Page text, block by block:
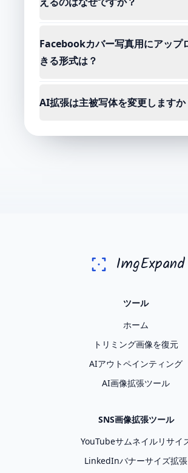
Facebookカバー写真用にアップ
きる形式は？
AI拡張は主被写体を変更しますか
ImgExpand
ツール
ホーム
トリミング画像を復元
AIアウトペインティング
AI画像拡張ツール
SNS画像拡張ツール
YouTubeサムネイルリサイ
LinkedInバナーサイズ拡張